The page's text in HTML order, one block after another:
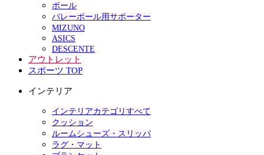
ボール
バレーボール用サポーター
MIZUNO
ASICS
DESCENTE
アウトレット
スポーツ TOP
インテリア
インテリアカテゴリすべて
クッション
ルームシューズ・スリッパ
ラグ・マット